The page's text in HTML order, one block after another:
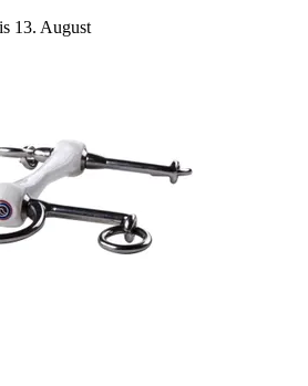
13. August